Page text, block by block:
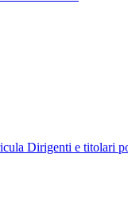
Dirigenti e titolari